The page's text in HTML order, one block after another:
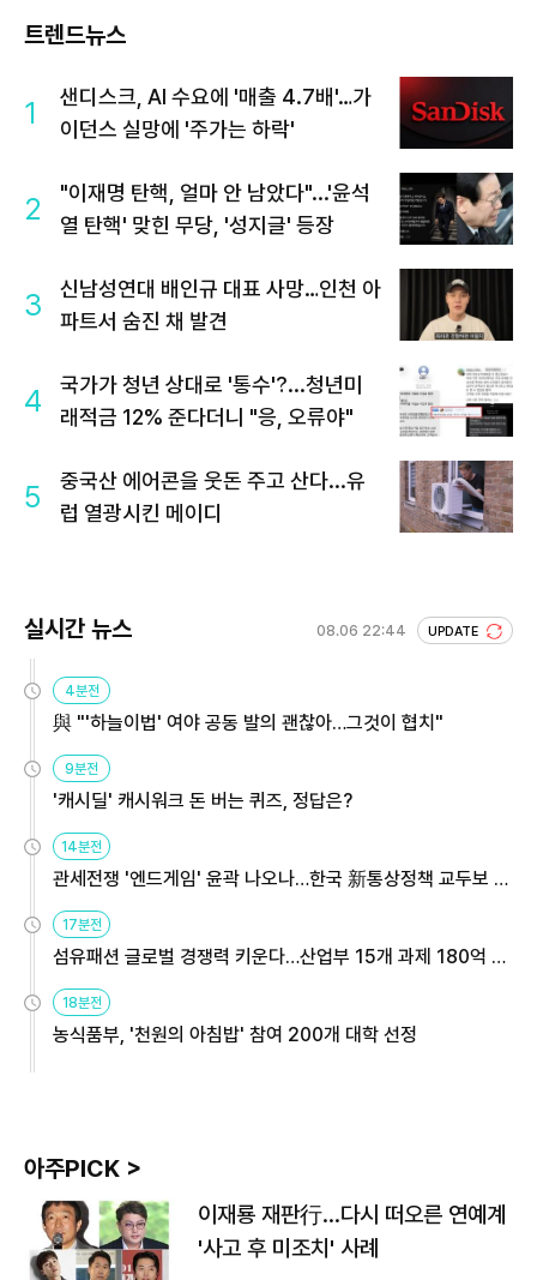
트렌드뉴스
1
샌디스크, AI 수요에 '매출 4.7배'…가
이던스 실망에 '주가는 하락'
2
"이재명 탄핵, 얼마 안 남았다"...'윤석
열 탄핵' 맞힌 무당, '성지글' 등장
3
신남성연대 배인규 대표 사망…인천 아
파트서 숨진 채 발견
4
국가가 청년 상대로 '통수'?...청년미
래적금 12% 준다더니 "응, 오류야"
5
중국산 에어콘을 웃돈 주고 산다...유
럽 열광시킨 메이디
실시간 뉴스 08.06 22:44 UPDATE
4분전
與 "'하늘이법' 여야 공동 발의 괜찮아…그것이 협치"
9분전
'캐시딜' 캐시워크 돈 버는 퀴즈, 정답은?
14분전
관세전쟁 '엔드게임' 윤곽 나오나…한국 新통상정책 교두보 활
용해야
17분전
섬유패션 글로벌 경쟁력 키운다…산업부 15개 과제 180억 지
원
18분전
농식품부, '천원의 아침밥' 참여 200개 대학 선정
아주PICK >
이재룡 재판行…다시 떠오른 연예계
'사고 후 미조치' 사례